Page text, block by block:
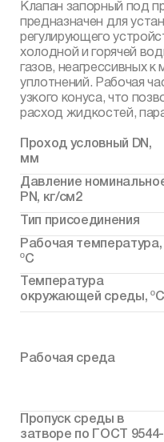
Клапан запорный под
предназначен для
регулирующего
холодной и горячей
газов, неагрессивных к
уплотнений. Рабочая
узкого конуса, что
расход жидкостей,
Проход условный DN,
мм
Давление
PN, кг/см2
Тип присоединения
Рабочая температура,
ºС
Температура
окружающей среды, ºС
Рабочая среда
Пропуск среды в
затворе по ГОСТ 9544-